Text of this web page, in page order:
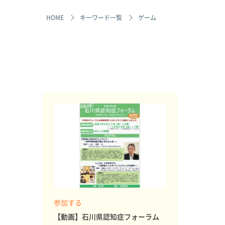
HOME キーワード一覧 ゲーム
参加する
【動画】石川県認知症フォーラム